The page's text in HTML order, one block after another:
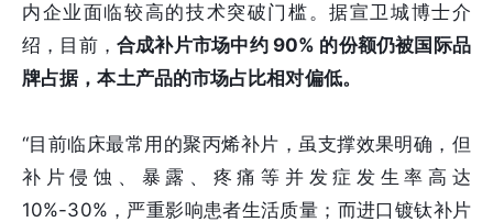
内企业面临较高的技术突破门槛。据宣卫城博士介
绍，目前，合成补片市场中约 90% 的份额仍被国际品
牌占据，本土产品的市场占比相对偏低。
“目前临床最常用的聚丙烯补片，虽支撑效果明确，但
补片侵蚀、暴露、疼痛等并发症发生率高达
10%-30%，严重影响患者生活质量；而进口镀钛补片